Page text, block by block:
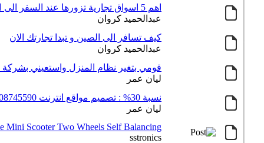
اهم 5 اسواق تجارية تزورها عند السفر الى الصين
عبدالحميد كروان
كيف تسافر الى الصين و تبدا تجارتك الان
عبدالحميد كروان
قومي بتغير نظام المنزل واستعيني بشركة ركن
ليان عمر
نسبة 30% : تصميم مواقع انترنت 01008745590
ليان عمر
Mini Scooter Two Wheels Self Balancing
sstronics